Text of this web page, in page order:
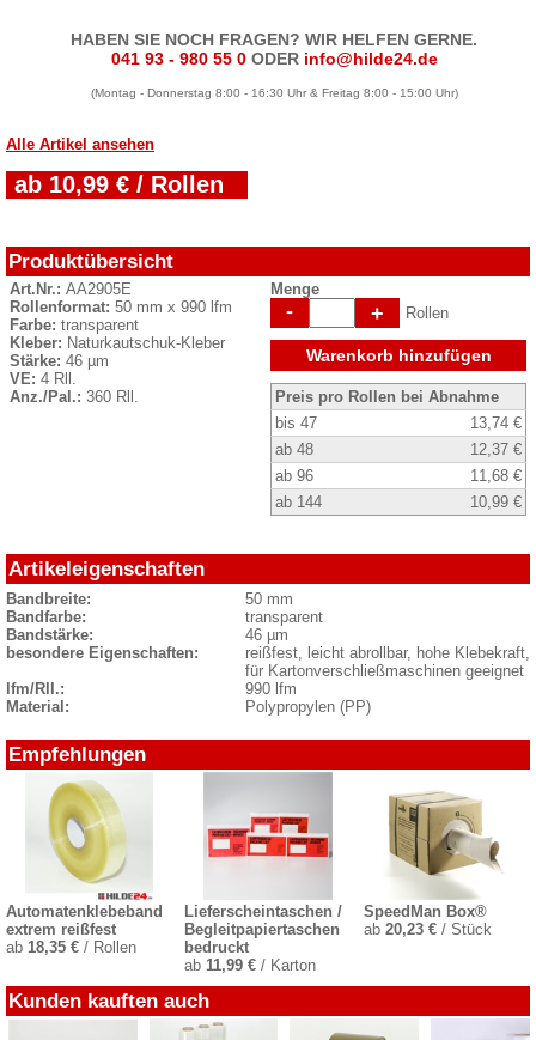
HABEN SIE NOCH FRAGEN? WIR HELFEN GERNE.
041 93 - 980 55 0 ODER info@hilde24.de
(Montag - Donnerstag 8:00 - 16:30 Uhr & Freitag 8:00 - 15:00 Uhr)
Alle Artikel ansehen
ab 10,99 € / Rollen
Produktübersicht
Art.Nr.: AA2905E
Rollenformat: 50 mm x 990 lfm
Farbe: transparent
Kleber: Naturkautschuk-Kleber
Stärke: 46 µm
VE: 4 Rll.
Anz./Pal.: 360 Rll.
Menge
- + Rollen
Warenkorb hinzufügen
Preis pro Rollen bei Abnahme
bis 47
13,74 €
ab 48
12,37 €
ab 96
11,68 €
ab 144
10,99 €
Artikeleigenschaften
Bandbreite:
50 mm
Bandfarbe:
transparent
Bandstärke:
46 µm
besondere Eigenschaften:
reißfest, leicht abrollbar, hohe Klebekraft,
für Kartonverschließmaschinen geeignet
lfm/Rll.:
990 lfm
Material:
Polypropylen (PP)
Empfehlungen
Automatenklebeband
extrem reißfest
ab 18,35 € / Rollen
Lieferscheintaschen /
Begleitpapiertaschen
bedruckt
ab11,99 € / Karton
SpeedMan Box®
ab 20,23 €/ Stück
Kunden kauften auch